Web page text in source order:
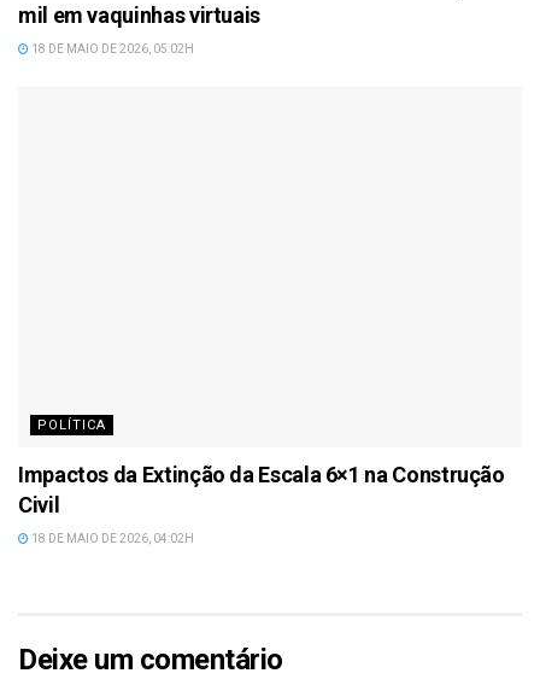
mil em vaquinhas virtuais
18 DE MAIO DE 2026, 05:02H
POLÍTICA
Impactos da Extinção da Escala 6×1 na Construção
Civil
18 DE MAIO DE 2026, 04:02H
Deixe um comentário